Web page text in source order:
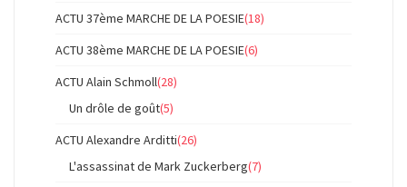
ACTU 37ème MARCHE DE LA POESIE(18)
ACTU 38ème MARCHE DE LA POESIE(6)
ACTU Alain Schmoll(28)
Un drôle de goût(5)
ACTU Alexandre Arditti(26)
L'assassinat de Mark Zuckerberg(7)